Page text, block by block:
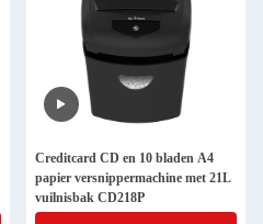
Creditcard CD en 10 bladen A4
papier versnippermachine met 21L
vuilnisbak CD218P